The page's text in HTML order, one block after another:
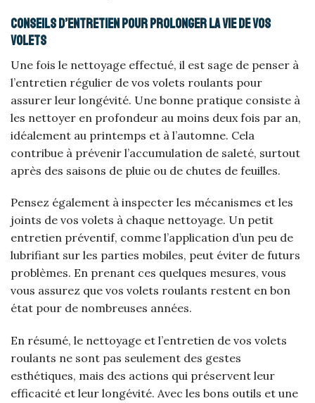
Conseils d’entretien pour prolonger la vie de vos
volets
Une fois le nettoyage effectué, il est sage de penser à
l’entretien régulier de vos volets roulants pour
assurer leur longévité. Une bonne pratique consiste à
les nettoyer en profondeur au moins deux fois par an,
idéalement au printemps et à l’automne. Cela
contribue à prévenir l’accumulation de saleté, surtout
après des saisons de pluie ou de chutes de feuilles.
Pensez également à inspecter les mécanismes et les
joints de vos volets à chaque nettoyage. Un petit
entretien préventif, comme l’application d’un peu de
lubrifiant sur les parties mobiles, peut éviter de futurs
problèmes. En prenant ces quelques mesures, vous
vous assurez que vos volets roulants restent en bon
état pour de nombreuses années.
En résumé, le nettoyage et l’entretien de vos volets
roulants ne sont pas seulement des gestes
esthétiques, mais des actions qui préservent leur
efficacité et leur longévité. Avec les bons outils et une